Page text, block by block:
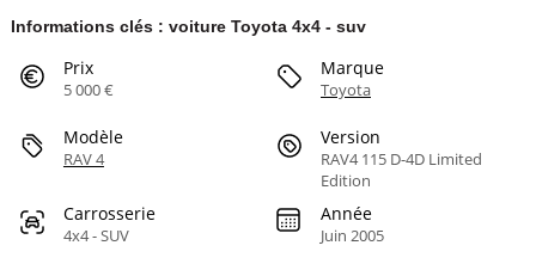
Informations clés : voiture Toyota 4x4 - suv
Prix
5 000 €
Marque
Toyota
Modèle
RAV 4
Version
RAV4 115 D-4D Limited
Edition
Carrosserie
4x4 - SUV
Année
Juin 2005